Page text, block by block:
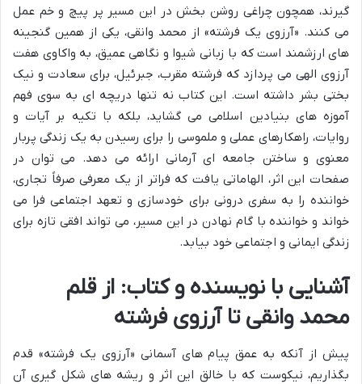
گیرند، همچون چراغی روشن بخش در این مسیر پر پیچ و خم عمل
می کنند. «آرزوی یک فرشته» از محمد وانقی، یکی از همین گنجینه
های ارزشمند است که با زبانی شیوا و نگاهی عمیق، به واکاوی هفت
آرزوی الهی می پردازد که فرشته مقرب، جبرئیل، برای سعادت و نیک
بختی بشر داشته است. این کتاب نه تنها دریچه ای به سوی فهم
آموزه های بنیادین اسلامی می گشاید، بلکه با تکیه بر آیات و
روایات، راهکارهای عملی و ملموسی را برای رسیدن به یک زندگی پربار
معنوی و ساختن جامعه ای آرمانی ارائه می دهد. می توان در
صفحات این اثر، الهاماتی یافت که فراتر از یک معرفی صرفاً تجاری،
خواننده را به سفری درونی برای خودسازی و تعهد اجتماعی فرا می
خواند و خواننده با گام نهادن در این مسیر، می تواند افقی تازه برای
زندگی ایمانی و اجتماعی خود بیابد.
آشنایی با نویسنده و کتاب: از قلم
محمد وانقی تا آرزوی فرشته
پیش از آنکه به عمق پیام های آسمانی «آرزوی یک فرشته» قدم
بگذاریم، نیکوست که با خالق این اثر و ریشه های شکل گیری آن